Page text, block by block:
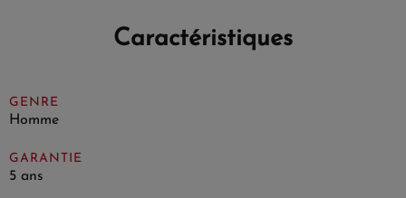
Caractéristiques
GENRE
Homme
GARANTIE
5 ans